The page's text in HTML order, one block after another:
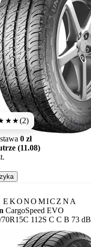
★(2)
0 zł
(11.08)
CargoSpeed EVO
70R15C 112S Etykieta:
C C B 73 dB